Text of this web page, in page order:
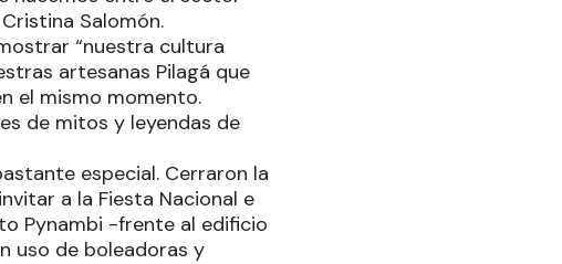
Salomón.
“nuestra cultura
artesanas Pilagá que
el mismo momento.
de mitos y leyendas de
especial. Cerraron la
a la Fiesta Nacional e
Pynambi -frente al edificio
uso de boleadoras y